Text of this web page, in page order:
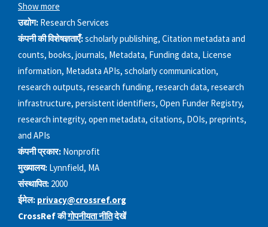
Show more
उद्योग: Research Services
कंपनी की विशेषज्ञताएँ:scholarly publishing, Citation metadata and
counts, books, journals, Metadata, Funding data, License
information, Metadata APIs, scholarly communication,
research outputs, research funding, research data, research
infrastructure, persistent identifiers, Open Funder Registry,
research integrity, open metadata, citations, DOIs, preprints,
and APIs
कंपनी प्रकार: Nonprofit
मुख्यालय: Lynnfield, MA
संस्थापित: 2000
ईमेल: privacy@crossref.org
CrossRef कीगोपनीयता नीतिदेखें